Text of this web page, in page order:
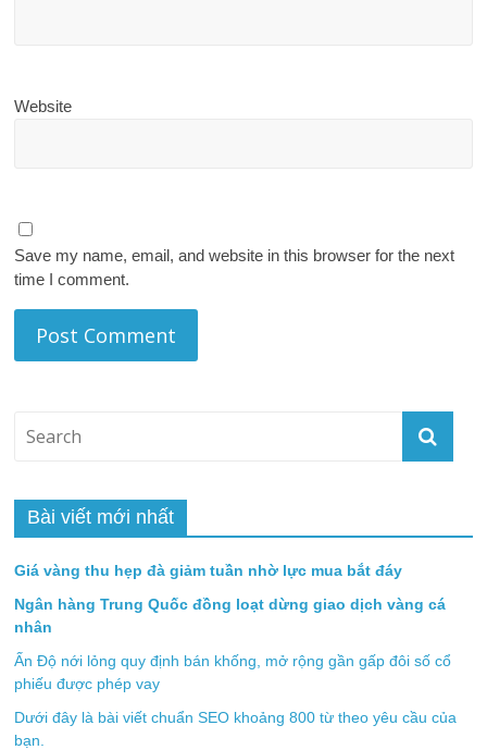
Website
Save my name, email, and website in this browser for the next
time I comment.
Bài viết mới nhất
Giá vàng thu hẹp đà giảm tuần nhờ lực mua bắt đáy
Ngân hàng Trung Quốc đồng loạt dừng giao dịch vàng cá
nhân
Ấn Độ nới lỏng quy định bán khống, mở rộng gần gấp đôi số cổ
phiếu được phép vay
Dưới đây là bài viết chuẩn SEO khoảng 800 từ theo yêu cầu của
bạn.